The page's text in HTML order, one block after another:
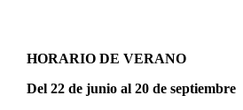
HORARIO DE VERANO
Del 22 de junio al 20 de septiembre